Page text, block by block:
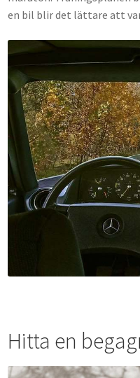
en bil blir det lättare att
Hitta en